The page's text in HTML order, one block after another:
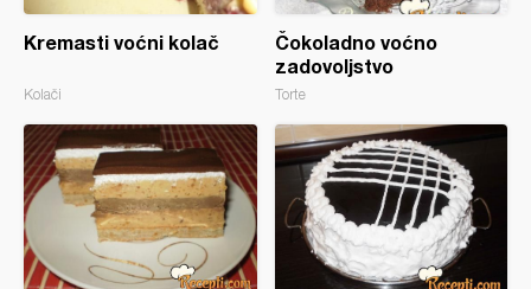
Kremasti voćni kolač
Kolači
Čokoladno voćno
zadovoljstvo
Torte